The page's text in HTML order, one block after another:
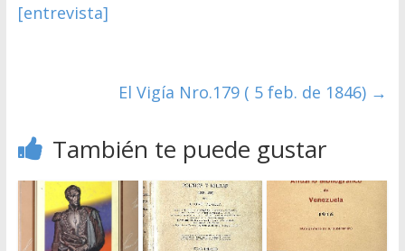
[entrevista]
El Vigía Nro.179 ( 5 feb. de 1846) →
También te puede gustar